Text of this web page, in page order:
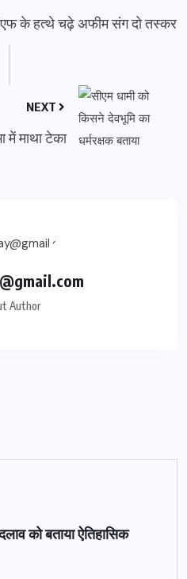
के हत्थे चढ़े अफीम संग दो तस्कर
NEXT
में माथा टेका
Author
को बताया ऐतिहासिक